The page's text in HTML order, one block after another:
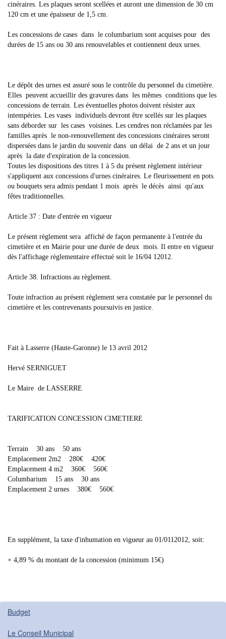
cinéraires. Les plaques seront scellées et auront une dimension de 30 cm
120 cm et une épaisseur de 1,5 cm.
Les concessions de cases dans le columbarium sont acquises pour des
durées de 15 ans ou 30 ans renouvelables et contiennent deux urnes.
Le dépôt des urnes est assuré sous le contrôle du personnel du cimetière.
Elles peuvent accueillir des gravures dans les mêmes conditions que les
concessions de terrain. Les éventuelles photos doivent résister aux
intempéries. Les vases individuels devront être scellés sur les plaques
sans déborder sur les cases voisines. Les cendres non réclamées par les
familles après le non-renouvellement des concessions cinéraires seront
dispersées dans le jardin du souvenir dans un délai de 2 ans et un jour
après la date d'expiration de la concession.
Toutes les dispositions des titres 1 à 5 du présent règlement intérieur
s'appliquent aux concessions d'urnes cinéraires. Le fleurissement en pots
ou bouquets sera admis pendant 1 mois après le décès ainsi qu'aux
fêtes traditionnelles.
Article 37 : Date d'entrée en vigueur
Le présent règlement sera affiché de façon permanente à l'entrée du
cimetière et en Mairie pour une durée de deux mois. Il entre en vigueur
dès l'affichage règlementaire effectué soit le 16/04 12012.
Article 38. Infractions au règlement.
Toute infraction au présent règlement sera constatée par le personnel du
cimetière et les contrevenants poursuivis en justice.
Fait à Lasserre (Haute-Garonne) le 13 avril 2012
Hervé SERNIGUET
Le Maire de LASSERRE
TARIFICATION CONCESSION CIMETIERE
Terrain 30 ans 50 ans
Emplacement 2m2 280€ 420€
Emplacement 4 m2 360€ 560€
Columbarium 15 ans 30 ans
Emplacement 2 urnes 380€ 560€
En supplément, la taxe d'inhumation en vigueur au 01/0112012, soit:
+ 4,89 % du montant de la concession (minimum 15€)
Budget
Le Conseil Municipal